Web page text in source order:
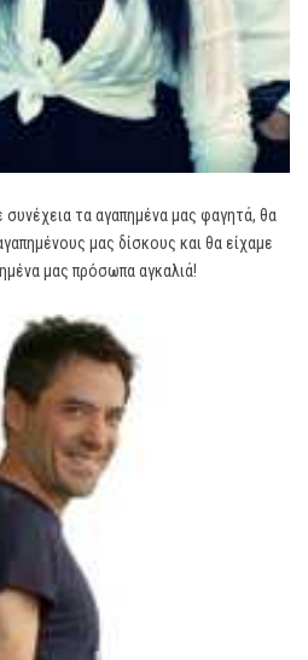
συνέχεια τα αγαπημένα μας φαγητά, θα
μας δίσκους και θα είχαμε
μας πρόσωπα αγκαλιά!